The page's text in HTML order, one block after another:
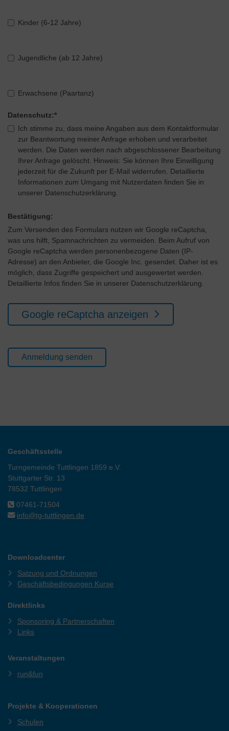
Kinder (6-12 Jahre)
Jugendliche (ab 12 Jahre)
Erwachsene (Paartanz)
Datenschutz:*
Ich stimme zu, dass meine Angaben aus dem Kontaktformular
zur Beantwortung meiner Anfrage erhoben und verarbeitet
werden. Die Daten werden nach abgeschlossener Bearbeitung
Ihrer Anfrage gelöscht. Hinweis: Sie können Ihre Einwilligung
jederzeit für die Zukunft per E-Mail widerrufen. Detaillierte
Informationen zum Umgang mit Nutzerdaten finden Sie in
unserer Datenschutzerklärung.
Bestätigung:
Zum Versenden des Formulars nutzen wir Google reCaptcha,
was uns hilft, Spamnachrichten zu vermeiden. Beim Aufruf von
Google reCaptcha werden personenbezogene Daten (IP-
Adresse) an den Anbieter, die Google Inc. gesendet. Daher ist es
möglich, dass Zugriffe gespeichert und ausgewertet werden.
Detaillierte Infos finden Sie in unserer Datenschutzerklärung.
Google reCaptcha anzeigen
Geschäftsstelle
Turngemeinde Tuttlingen 1859 e.V.
Stuttgarter Str. 13
78532 Tuttlingen
07461-71504
info@tg-tuttlingen.de
Downloadcenter
Satzung und Ordnungen
Geschäftsbedingungen Kurse
Direktlinks
Sponsoring & Partnerschaften
Links
Veranstaltungen
run&fun
Projekte & Kooperationen
Schulen